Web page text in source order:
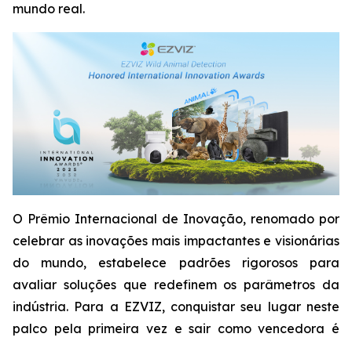
mundo real.
O Prêmio Internacional de Inovação, renomado por
celebrar as inovações mais impactantes e visionárias
do mundo, estabelece padrões rigorosos para
avaliar soluções que redefinem os parâmetros da
indústria. Para a EZVIZ, conquistar seu lugar neste
palco pela primeira vez e sair como vencedora é